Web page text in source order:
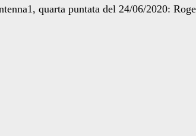
quarta puntata del 24/06/2020: